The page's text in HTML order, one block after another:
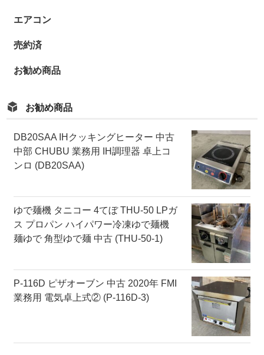
エアコン
売約済
お勧め商品
お勧め商品
DB20SAA IHクッキングヒーター 中古
中部 CHUBU 業務用 IH調理器 卓上コ
ンロ (DB20SAA)
ゆで麺機 タニコー 4てぼ THU-50 LPガ
ス プロパン ハイパワー冷凍ゆで麺機
麺ゆで 角型ゆで麺 中古 (THU-50-1)
P-116D ピザオーブン 中古 2020年 FMI
業務用 電気卓上式② (P-116D-3)